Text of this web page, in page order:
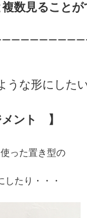
見ることが
ーーーーーーー
うな形にした
ント 】
った置き型の
したり・・・